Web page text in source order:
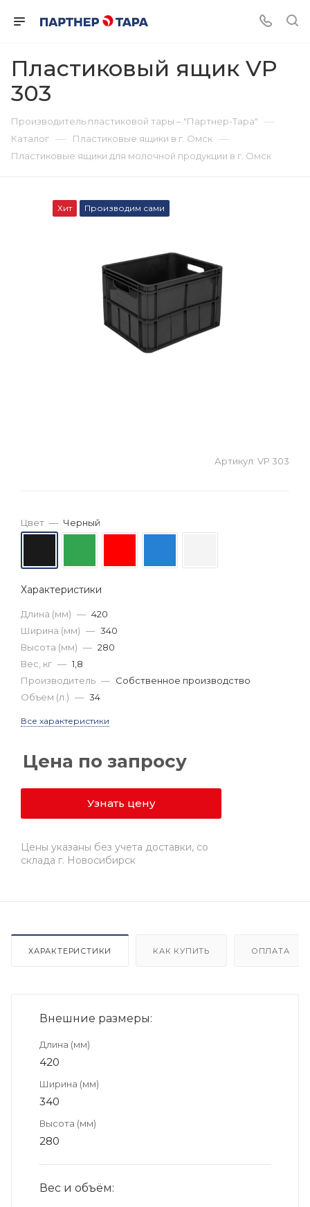
Пластиковый ящик VP
303
Производитель пластиковой тары – "Партнер-Тара" —
Каталог — Пластиковые ящики в г. Омск —
Пластиковые ящики для молочной продукции в г. Омск
Хит Производим сами
Артикул: VP 303
Цвет — Черный
Характеристики
Длина (мм) — 420
Ширина (мм) — 340
Высота (мм) — 280
Вес, кг — 1,8
Производитель — Собственное производство
Объем (л.) — 34
Все характеристики
Цена по запросу
Узнать цену
Цены указаны без учета доставки, со
склада г. Новосибирск
ХАРАКТЕРИСТИКИ КАК КУПИТЬ ОПЛАТА
Внешние размеры:
Длина (мм)
420
Ширина (мм)
340
Высота (мм)
280
Вес и объём: